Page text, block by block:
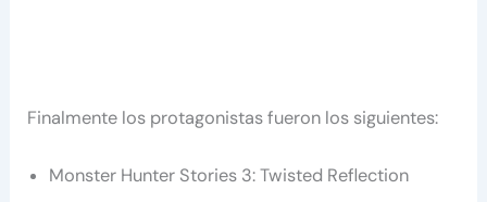
Finalmente los protagonistas fueron los siguientes:
Monster Hunter Stories 3: Twisted Reflection